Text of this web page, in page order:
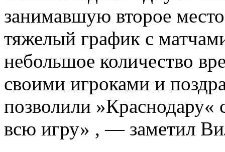
занимавшую второе
тяжелый график с
небольшое количество
своими игроками и
позволили »Краснодару«
всю игру» , — заметил